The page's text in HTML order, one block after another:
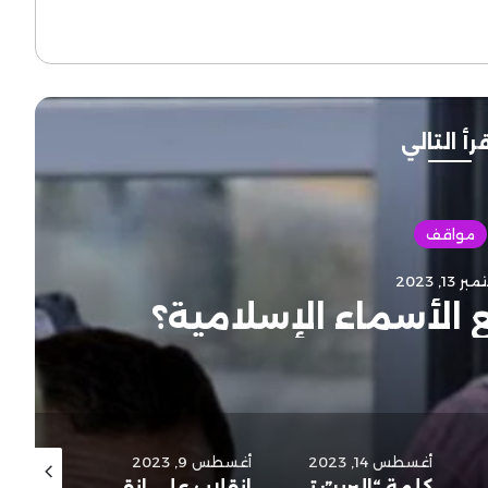
التالي
الإسلامية؟
أغسطس 14, 2023 أغسطس 9, 2023 أغسطس 3, 2023